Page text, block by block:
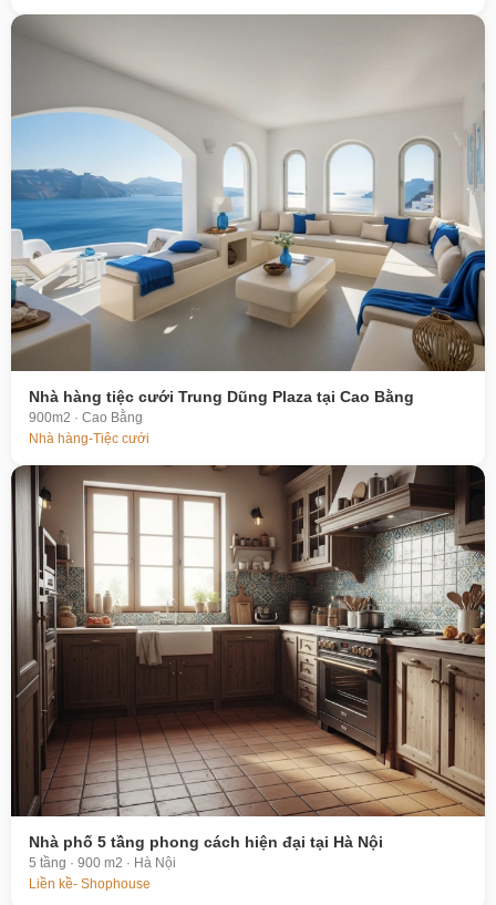
Nhà hàng tiệc cưới Trung Dũng Plaza tại Cao Bằng
900m2 · Cao Bằng
Nhà hàng-Tiệc cưới
Nhà phố 5 tầng phong cách hiện đại tại Hà Nội
5 tầng · 900 m2 · Hà Nội
Liền kề- Shophouse